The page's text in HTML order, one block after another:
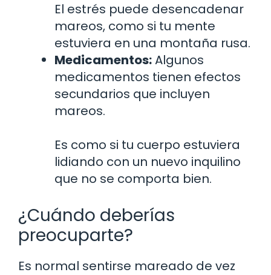
El estrés puede desencadenar
mareos, como si tu mente
estuviera en una montaña rusa.
Medicamentos:Algunos
medicamentos tienen efectos
secundarios que incluyen
mareos.
Es como si tu cuerpo estuviera
lidiando con un nuevo inquilino
que no se comporta bien.
¿Cuándo deberías
preocuparte?
Es normal sentirse mareado de vez